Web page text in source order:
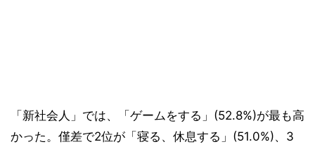
「新社会人」では、「ゲームをする」(52.8%)が最も高
かった。僅差で2位が「寝る、休息する」(51.0%)、3